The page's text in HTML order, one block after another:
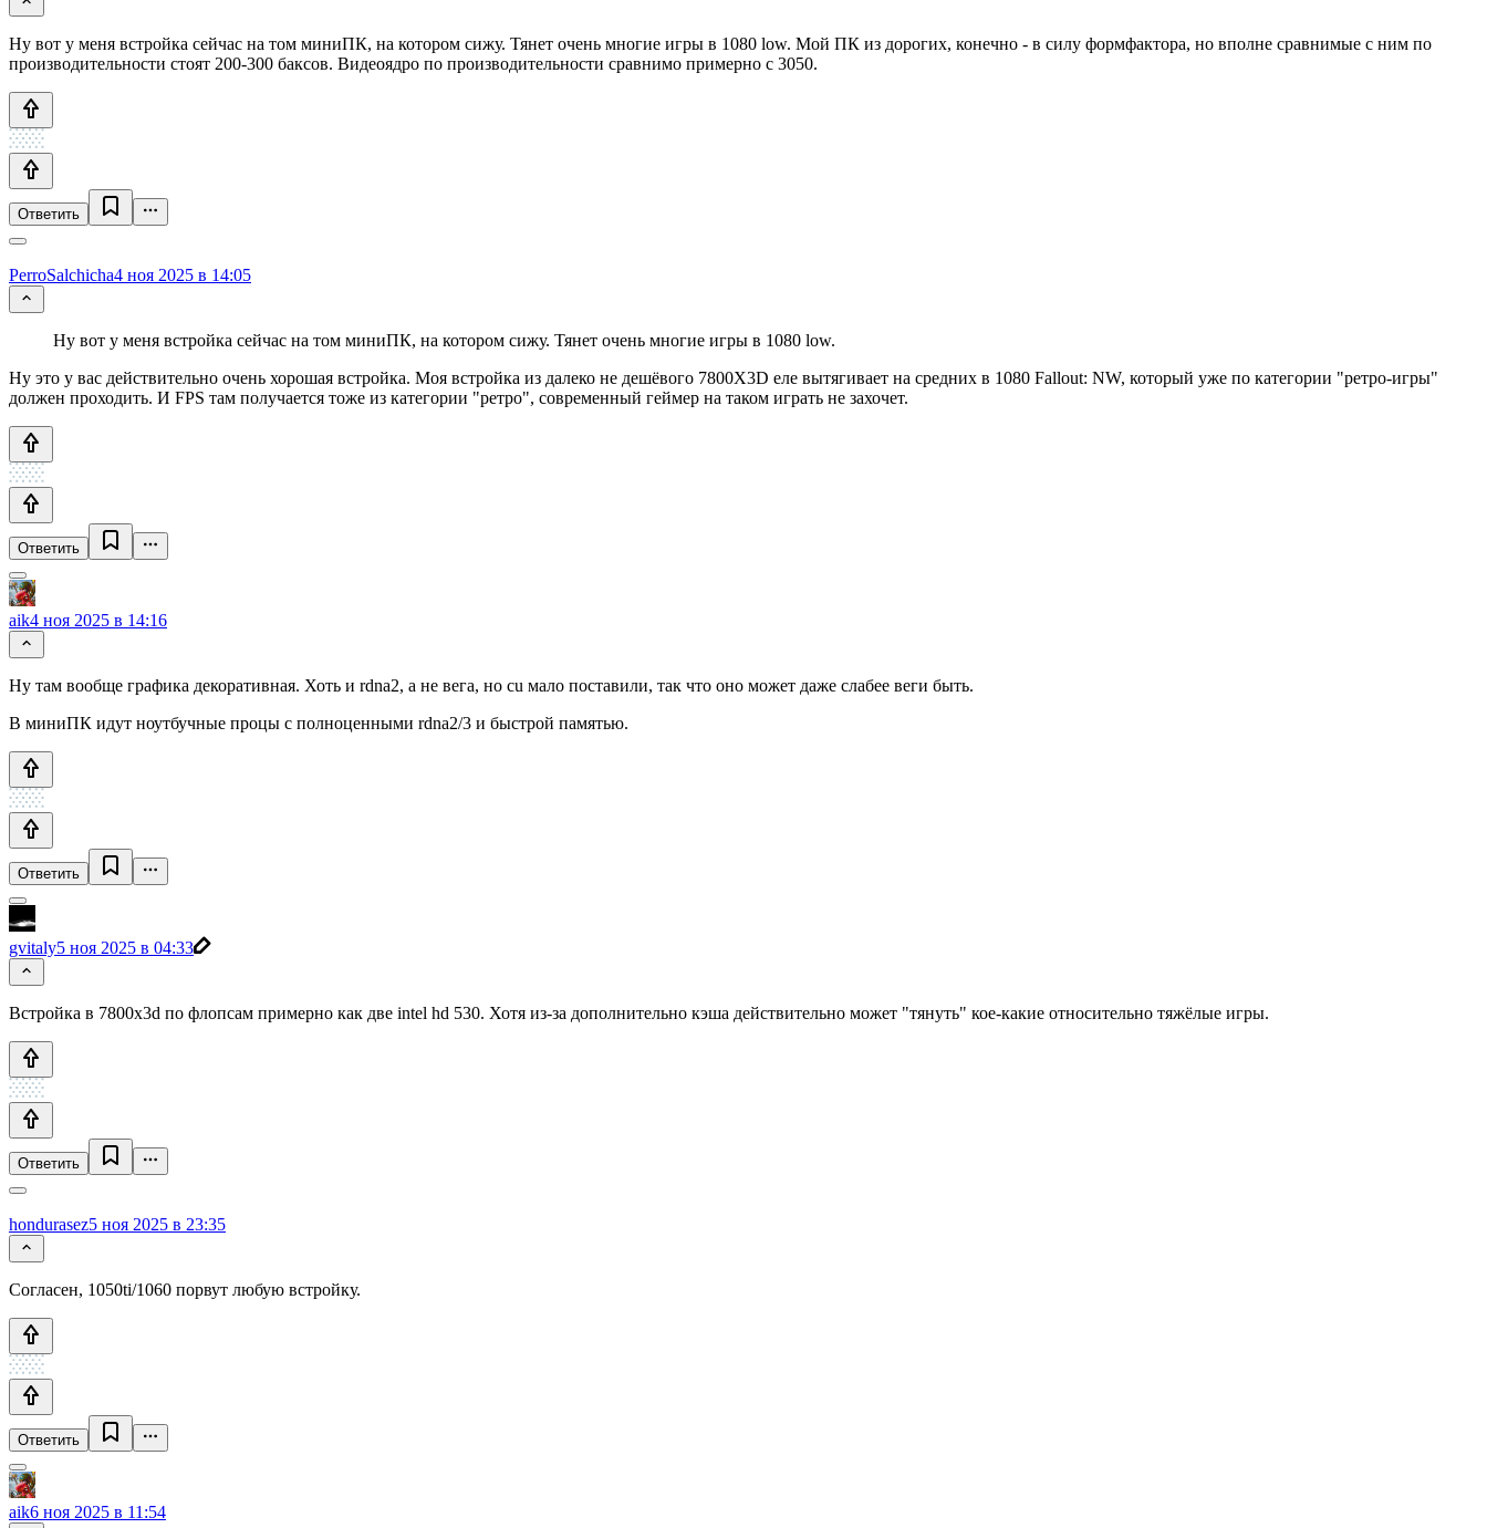
Ну вот у меня встройка сейчас на том миниПК, на котором сижу. Тянет очень многие игры в 1080 low. Мой ПК из дорогих, конечно - в силу формфактора, но вполне сравнимые с ним по
производительности стоят 200-300 баксов. Видеоядро по производительности сравнимо примерно с 3050.
Ответить
PerroSalchicha4 ноя 2025 в 14:05
Ну вот у меня встройка сейчас на том миниПК, на котором сижу. Тянет очень многие игры в 1080 low.
Ну это у вас действительно очень хорошая встройка. Моя встройка из далеко не дешёвого 7800X3D еле вытягивает на средних в 1080 Fallout: NW, который уже по категории "ретро-игры"
должен проходить. И FPS там получается тоже из категории "ретро", современный геймер на таком играть не захочет.
Ответить
aik4 ноя 2025 в 14:16
Ну там вообще графика декоративная. Хоть и rdna2, а не вега, но cu мало поставили, так что оно может даже слабее веги быть.
В миниПК идут ноутбучные процы с полноценными rdna2/3 и быстрой памятью.
Ответить
gvitaly5 ноя 2025 в 04:33
Встройка в 7800x3d по флопсам примерно как две intel hd 530. Хотя из-за дополнительно кэша действительно может "тянуть" кое-какие относительно тяжёлые игры.
Ответить
hondurasez5 ноя 2025 в 23:35
Согласен, 1050ti/1060 порвут любую встройку.
Ответить
aik6 ноя 2025 в 11:54